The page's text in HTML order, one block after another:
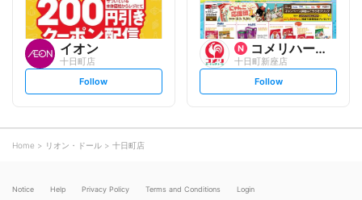
イオン
十日町店
s
t
o
w
Follow
コメリハード&グリーン
十日町新座店
s
t
Follow
Home リオン・ドール 十日町店
Notice Help Privacy Policy Terms and Conditions Login